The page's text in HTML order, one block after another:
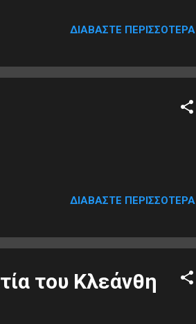
να ερμηνεύει υπό τις οδηγίες του
και αφομοιώνετε χωρίς
ΔΙΑΒΆΣΤΕ ΠΕΡΙΣΣΌΤΕΡΑ
ΔΙΑΒΆΣΤΕ ΠΕΡΙΣΣΌΤΕΡΑ
του Κλεάνθη